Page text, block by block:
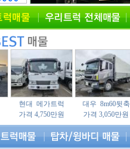
현대 메가트럭
가격 4,750만원
대우 8m60뒷축
가격 3,050만원